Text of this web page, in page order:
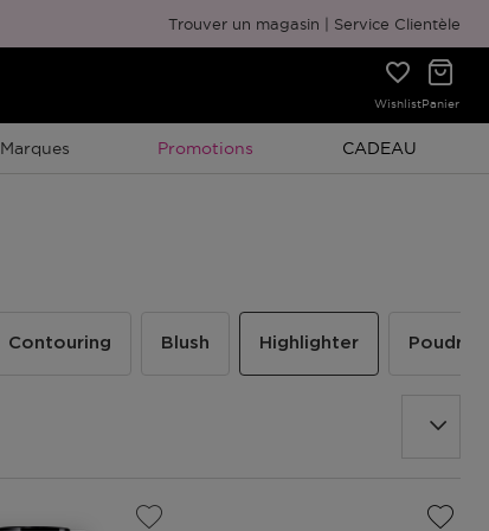
Emballage cadeau gratuit
Trouver un magasin Service Clientèle
WishlistPanier
Marques Promotion À Durée Limitée
Promotions Promotion À
CADEAU
Contouring Blush Highlighter Poudre